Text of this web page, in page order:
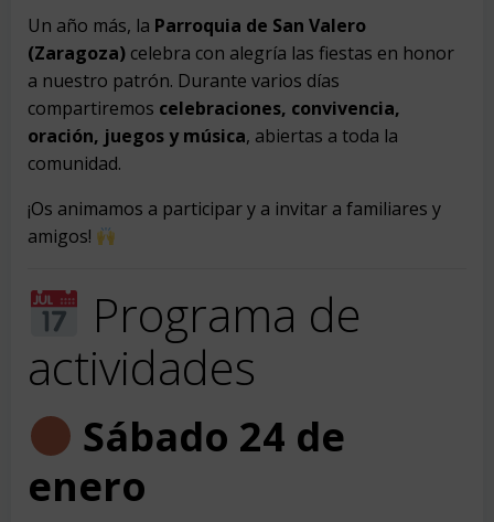
Un año más, la Parroquia de San Valero
(Zaragoza) celebra con alegría las fiestas en honor
a nuestro patrón. Durante varios días
compartiremos celebraciones, convivencia,
oración, juegos y música, abiertas a toda la
comunidad.
¡Os animamos a participar y a invitar a familiares y
amigos!
Programa de
actividades
Sábado 24 de
enero